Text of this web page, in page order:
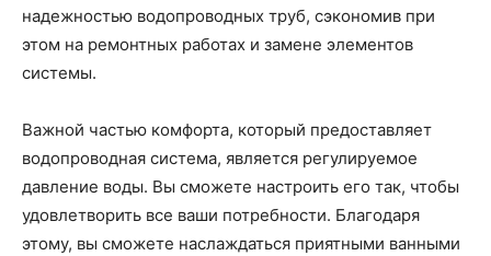
надежностью водопроводных труб, сэкономив при
этом на ремонтных работах и замене элементов
системы.
Важной частью комфорта, который предоставляет
водопроводная система, является регулируемое
давление воды. Вы сможете настроить его так, чтобы
удовлетворить все ваши потребности. Благодаря
этому, вы сможете наслаждаться приятными ванными